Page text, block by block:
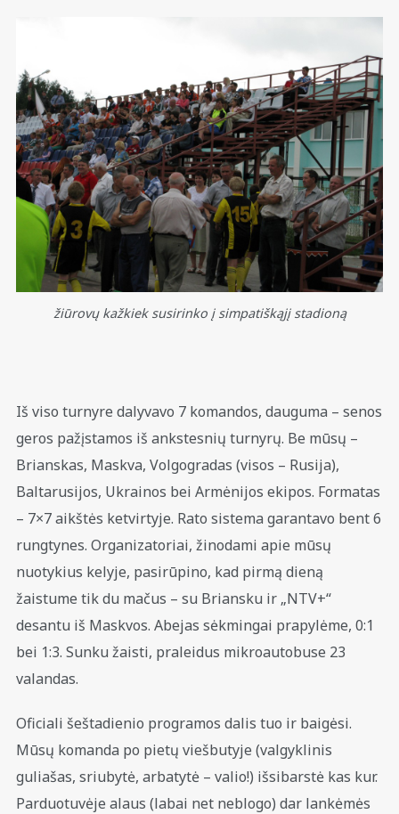
žiūrovų kažkiek susirinko į simpatiškąjį stadioną
Iš viso turnyre dalyvavo 7 komandos, dauguma – senos
geros pažįstamos iš ankstesnių turnyrų. Be mūsų –
Brianskas, Maskva, Volgogradas (visos – Rusija),
Baltarusijos, Ukrainos bei Armėnijos ekipos. Formatas
– 7×7 aikštės ketvirtyje. Rato sistema garantavo bent 6
rungtynes. Organizatoriai, žinodami apie mūsų
nuotykius kelyje, pasirūpino, kad pirmą dieną
žaistume tik du mačus – su Briansku ir „NTV+“
desantu iš Maskvos. Abejas sėkmingai prapylėme, 0:1
bei 1:3. Sunku žaisti, praleidus mikroautobuse 23
valandas.
Oficiali šeštadienio programos dalis tuo ir baigėsi.
Mūsų komanda po pietų viešbutyje (valgyklinis
guliašas, sriubytė, arbatytė – valio!) išsibarstė kas kur.
Parduotuvėje alaus (labai net neblogo) dar lankėmės